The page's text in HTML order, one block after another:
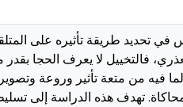
تحديد طريقة تأثيره على
فالتخييل لا يعرف الحجا
فيه من متعة تأثير وروعة
تهدف هذه الدراسة إلى